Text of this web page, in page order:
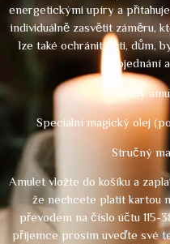
energetickými upíry a
individuálně zasvětit záměru,
lze také ochránit děti, dům,
objednání
Samotný
Speciální magický olej
Stručný
Amulet vložte do košíku a
že nechcete platit kartou
převodem na číslo účtu
příjemce prosím uveďte své